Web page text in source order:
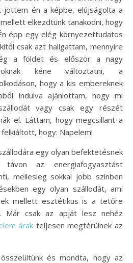
én a képbe, elújságolta a
elkezdtünk tanakodni, hogy
épp egy elég környezettudatos
csak azt hallgattam, mennyire
a földet és először a nagy
kéne változtatni, a
hogy a kis embereknek
indulva ajánlottam, hogy mi
vagy csak egy részét
el. Láttam, hogy megcsillant a
hogy: Napelem!
egy olyan befektetésnek
az energiafogyasztást
mellesleg sokkal jobb színben
egy olyan szállodát, ami
mellett esztétikus is a tetőre
Már csak az apját lesz nehéz
árak teljesen megtérülnek az
és mondta, hogy az